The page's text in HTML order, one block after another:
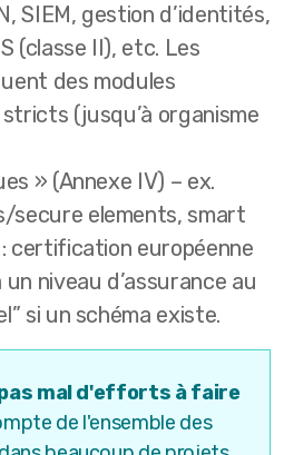
SIEM, gestion d’identités,
(classe II), etc. Les
des modules
(jusqu’à organisme
» (Annexe IV) – ex.
secure elements, smart
certification européenne
niveau d’assurance au
si un schéma existe.
mal d'efforts à faire
de l'ensemble des